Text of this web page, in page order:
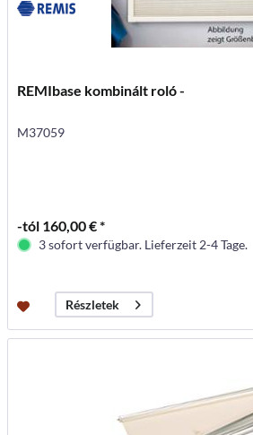
REMIbase kombinált roló -
M37059
-tól 160,00 € *
3 sofort verfügbar. Lieferzeit 2-4 Tage.
Részletek